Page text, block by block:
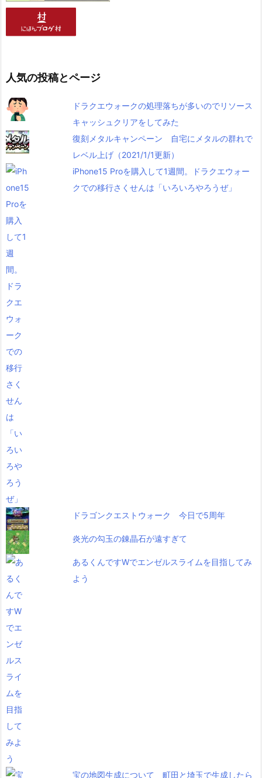
人気の投稿とページ
ドラクエウォークの処理落ちが多いのでリソース
キャッシュクリアをしてみた
復刻メタルキャンペーン 自宅にメタルの群れで
レベル上げ（2021/1/1更新）
iPhone15 Proを購入して1週間。ドラクエウォー
クでの移行さくせんは「いろいろやろうぜ」
ドラゴンクエストウォーク 今日で5周年
炎光の勾玉の錬晶石が遠すぎて
あるくんですWでエンゼルスライムを目指してみ
よう
宝の地図生成について 町田と埼玉で生成したら